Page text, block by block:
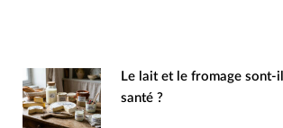
Le lait et le fromage sont-
santé ?